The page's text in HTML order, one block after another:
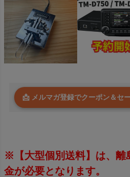
📩 メルマガ登録でクーポン＆セ
※【大型個別送料】は、離
金が必要となります。